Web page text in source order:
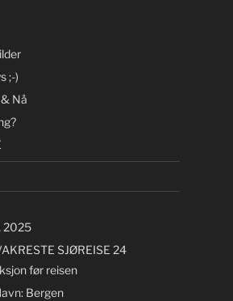
;-)
Nå
2025
SJØREISE 24
før reisen
Bergen